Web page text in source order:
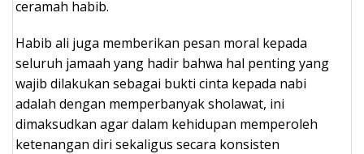
ceramah habib.
Habib ali juga memberikan pesan moral kepada
seluruh jamaah yang hadir bahwa hal penting yang
wajib dilakukan sebagai bukti cinta kepada nabi
adalah dengan memperbanyak sholawat, ini
dimaksudkan agar dalam kehidupan memperoleh
ketenangan diri sekaligus secara konsisten